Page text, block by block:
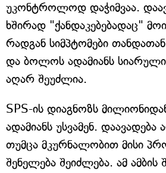
უკონტროლოდ დაჭიმვაა.
ხშირად "ქანდაკებებადაც"
რადგან სიმპტომები
და ბოლოს ადამიანს
აღარ შეუძლია.
SPS-ის დიაგნოზს
ადამიანს უსვამენ. დაავადება
თუმცა მკურნალობით მისი
შენელება შეიძლება. ამ ამბის